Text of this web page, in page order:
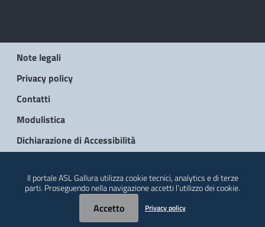
Note legali
Privacy policy
Contatti
Modulistica
Dichiarazione di Accessibilità
Il portale ASL Gallura utilizza cookie tecnici, analytics e di terze
parti. Proseguendo nella navigazione accetti l’utilizzo dei cookie.
Accetto Privacy policy